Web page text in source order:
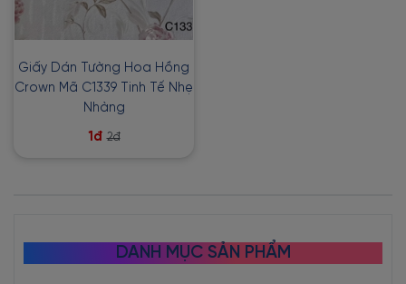
Giấy Dán Tường Hoa Hồng
Crown Mã C1339 Tinh Tế Nhẹ
Nhàng
1đ 2đ
DANH MỤC SẢN PHẨM